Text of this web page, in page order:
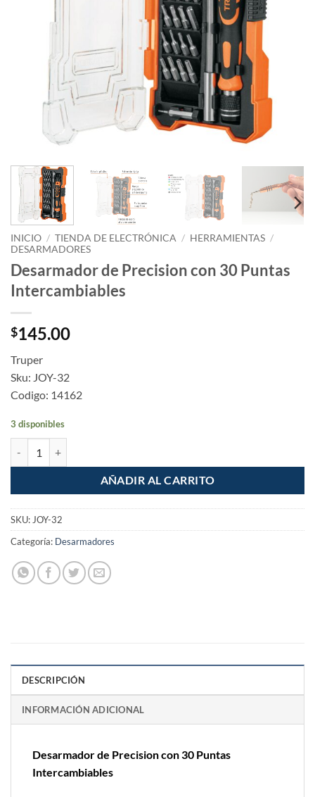
INICIO / TIENDA DE ELECTRÓNICA / HERRAMIENTAS /
DESARMADORES
Desarmador de Precision con 30 Puntas
Intercambiables
$145.00
Truper
Sku: JOY-32
Codigo: 14162
3 disponibles
AÑADIR AL CARRITO
SKU:JOY-32
Categoría: Desarmadores
DESCRIPCIÓN
INFORMACIÓN ADICIONAL
Desarmador de Precision con 30 Puntas
Intercambiables